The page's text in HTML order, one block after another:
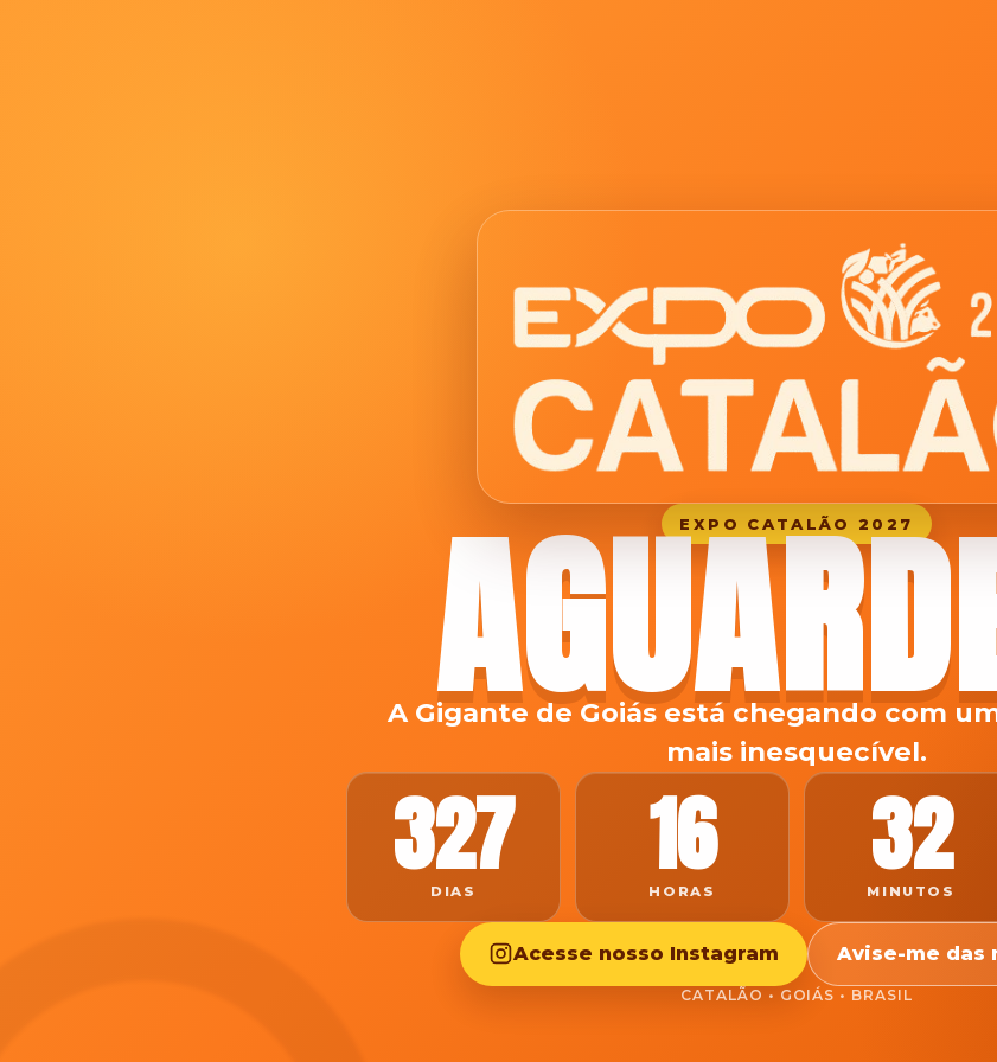
EXPO CATALÃO 2027
A Gigante de Goiás está chegando com
mais inesquecível.
327
DIAS 16
HORAS 32
MINUTOS
Acesse nosso Instagram Avise-me das
CATALÃO • GOIÁS • BRASIL